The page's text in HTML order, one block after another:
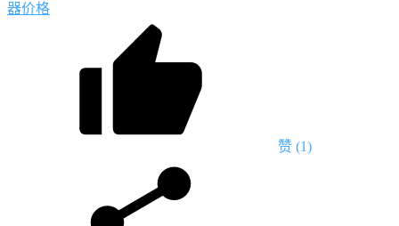
器价格
赞 (1)